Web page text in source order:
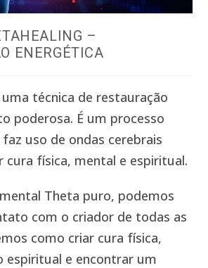
–
ENERGÉTICA
técnica de restauração
poderosa. É um processo
uso de ondas cerebrais
cura física, mental e espiritual.
Theta puro, podemos
com o criador de todas as
como criar cura física,
espiritual e encontrar um